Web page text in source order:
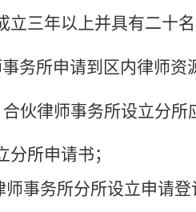
立三年以上并具有二十
务所申请到区内律师
合伙律师事务所设立分所
分所申请书；
师事务所分所设立申请